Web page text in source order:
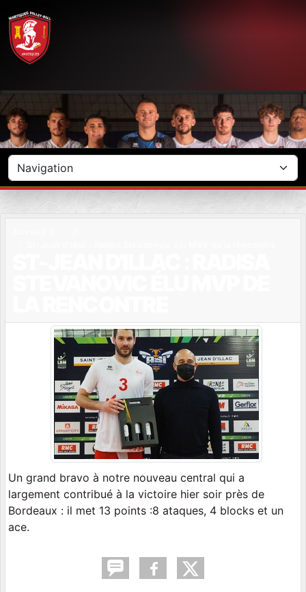
Un grand bravo à notre nouveau central qui a
largement contribué à la victoire hier soir près de
Bordeaux : il met 13 points :8 ataques, 4 blocks et un
ace.
Panneau de gestion des cookies